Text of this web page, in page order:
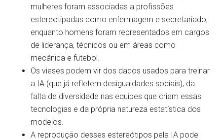
mulheres foram associadas a profissões
estereotipadas como enfermagem e secretariado,
enquanto homens foram representados em cargos
de liderança, técnicos ou em áreas como
mecânica e futebol.
Os vieses podem vir dos dados usados para treinar
a IA (que já refletem desigualdades sociais), da
falta de diversidade nas equipes que criam essas
tecnologias e da própria natureza estatística dos
modelos.
A reprodução desses estereótipos pela IA pode